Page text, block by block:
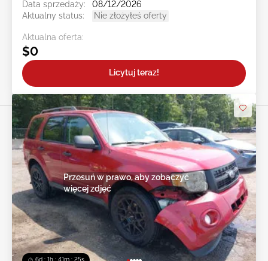
Data sprzedaży:
08/12/2026
Aktualny status:
Nie złożyłeś oferty
Aktualna oferta:
$0
Licytuj teraz!
6d : 1h : 41m : 23s
Przesuń w prawo, aby zobaczyć
więcej zdjęć